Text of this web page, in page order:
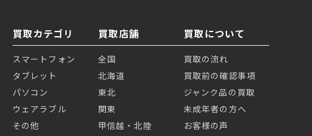
買取カテゴリ
スマートフォン
タブレット
パソコン
ウェアラブル
その他
買取店舗
全国
北海道
東北
関東
甲信越・北陸
買取について
買取の流れ
買取前の確認事項
ジャンク品の買取
未成年者の方へ
お客様の声